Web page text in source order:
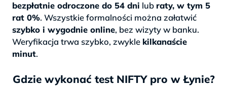
bezpłatnie odroczone do 54 dni lub raty, w tym 5
rat 0%. Wszystkie formalności można załatwić
szybko i wygodnie online, bez wizyty w banku.
Weryfikacja trwa szybko, zwykle kilkanaście
minut.
Gdzie wykonać test NIFTY pro w Łynie?